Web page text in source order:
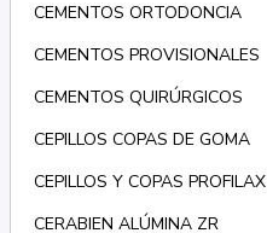
CEMENTOS ORTODONCIA
CEMENTOS PROVISIONALES
CEMENTOS QUIRÚRGICOS
CEPILLOS COPAS DE GOMA
CEPILLOS Y COPAS PROFILAX
CERABIEN ALÚMINA ZR